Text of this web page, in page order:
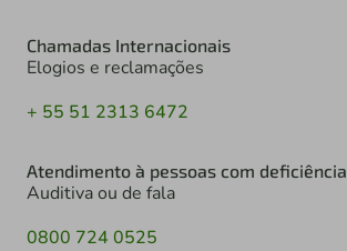
Chamadas Internacionais
Elogios e reclamações
+ 55 51 2313 6472
Atendimento à pessoas com deficiência
Auditiva ou de fala
0800 724 0525